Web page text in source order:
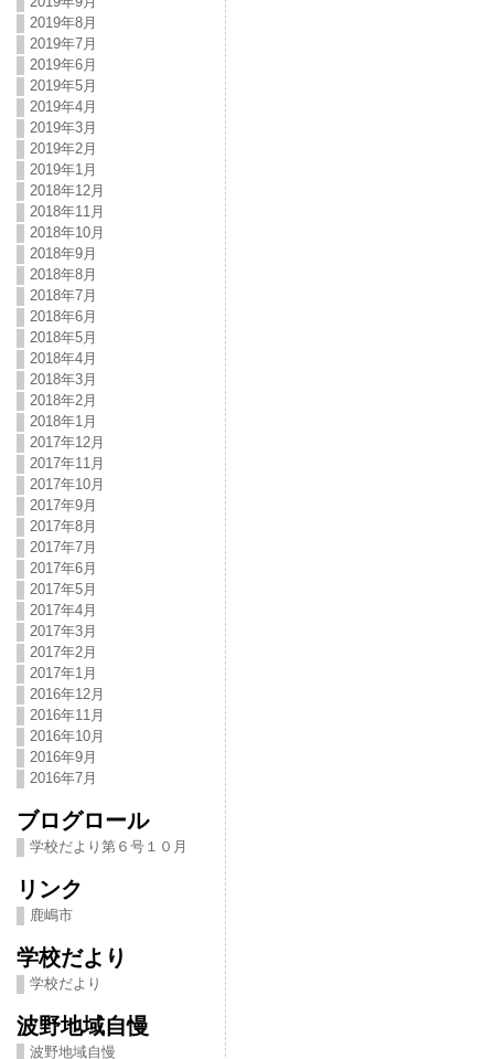
2019年8月
2019年7月
2019年6月
2019年5月
2019年4月
2019年3月
2019年2月
2019年1月
2018年12月
2018年11月
2018年10月
2018年9月
2018年8月
2018年7月
2018年6月
2018年5月
2018年4月
2018年3月
2018年2月
2018年1月
2017年12月
2017年11月
2017年10月
2017年9月
2017年8月
2017年7月
2017年6月
2017年5月
2017年4月
2017年3月
2017年2月
2017年1月
2016年12月
2016年11月
2016年10月
2016年9月
2016年7月
ブログロール
学校だより第６号１０月
リンク
鹿嶋市
学校だより
学校だより
波野地域自慢
波野地域自慢